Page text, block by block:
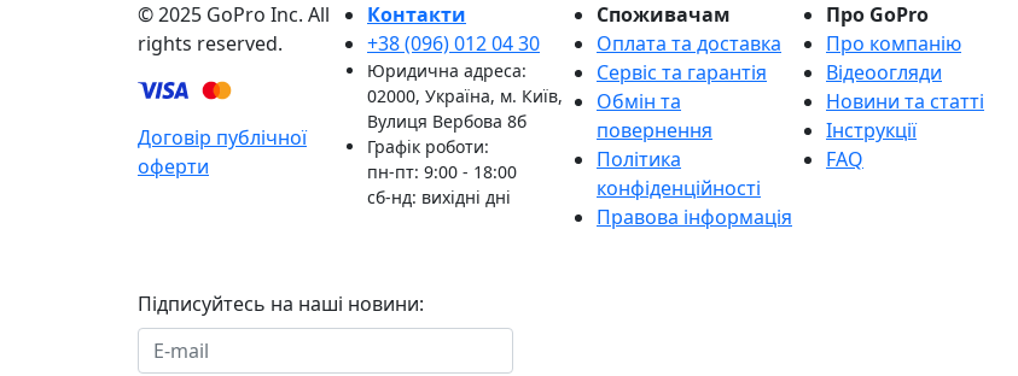
© 2025 GoPro Inc. All
rights reserved.
Договір публічної
оферти
Контакти
+38 (096) 012 04 30
Юридична адреса:
02000, Україна, м. Київ,
Вулиця Вербова 8б
Графік роботи:
пн-пт: 9:00 - 18:00
сб-нд: вихідні дні
Споживачам
Оплата та доставка
Сервіс та гарантія
Обмін та
повернення
Політика
конфіденційності
Правова інформація
Про GoPro
Про компанію
Відеоогляди
Новини та статті
Інструкції
FAQ
Підписуйтесь на наші новини: